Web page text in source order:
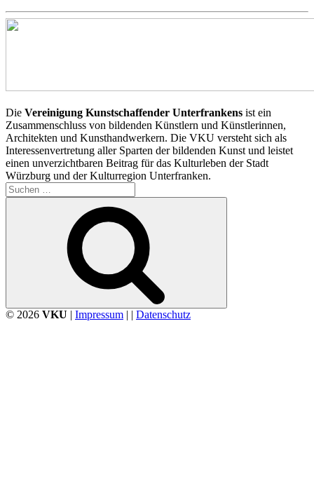
Die Vereinigung Kunstschaffender Unterfrankens ist ein
Zusammenschluss von bildenden Künstlern und Künstlerinnen,
Architekten und Kunsthandwerkern. Die VKU versteht sich als
Interessenvertretung aller Sparten der bildenden Kunst und leistet
einen unverzichtbaren Beitrag für das Kulturleben der Stadt
Würzburg und der Kulturregion Unterfranken.
Suchen
nach:
© 2026 VKU | Impressum | | Datenschutz